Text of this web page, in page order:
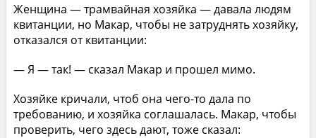
Женщина — трамвайная хозяйка — давала людям
квитанции, но Макар, чтобы не затруднять хозяйку,
отказался от квитанции:
— Я — так! — сказал Макар и прошел мимо.
Хозяйке кричали, чтоб она чего-то дала по
требованию, и хозяйка соглашалась. Макар, чтобы
проверить, чего здесь дают, тоже сказал: